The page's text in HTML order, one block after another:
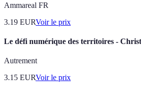
Ammareal FR
3.19 EURVoir le prix
Le défi numérique des territoires -
Autrement
3.15 EURVoir le prix